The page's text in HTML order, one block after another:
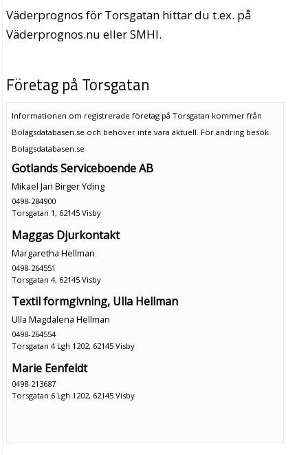
Väderprognos för Torsgatan hittar du t.ex. på
Väderprognos.nu eller SMHI.
Företag på Torsgatan
Informationen om registrerade företag på Torsgatan kommer från
Bolagsdatabasen.se och behöver inte vara aktuell. För ändring besök
Bolagsdatabasen.se
Gotlands Serviceboende AB
Mikael Jan Birger Yding
0498-284900
Torsgatan 1, 62145 Visby
Maggas Djurkontakt
Margaretha Hellman
0498-264551
Torsgatan 4, 62145 Visby
Textil formgivning, Ulla Hellman
Ulla Magdalena Hellman
0498-264554
Torsgatan 4 Lgh 1202, 62145 Visby
Marie Eenfeldt
0498-213687
Torsgatan 6 Lgh 1202, 62145 Visby